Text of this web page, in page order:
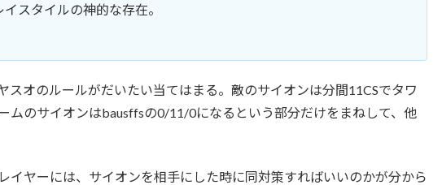
スタイルの神的な存在。
スオのルールがだいたい当てはまる。敵のサイオンは分間11CSでタワ
ムのサイオンはbausffsの0/11/0になるという部分だけをまねして、他
イヤーには、サイオンを相手にした時に同対策すればいいのかが分から